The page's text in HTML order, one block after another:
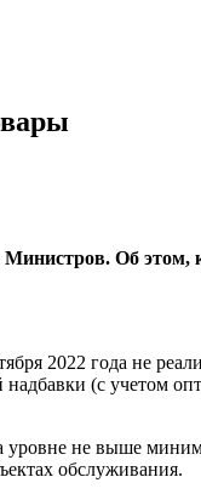
Об этом,
2022 года не
(с учетом
не выше
обслуживания.